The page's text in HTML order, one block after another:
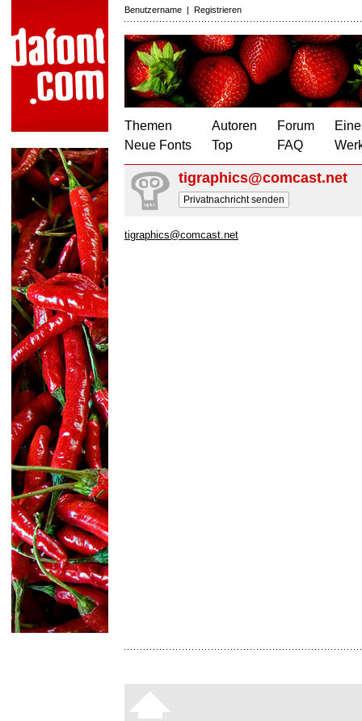
Benutzername | Registrieren
Themen
Neue Fonts
Autoren
Top
Forum
FAQ
tigraphics@comcast.net
Privatnachricht senden
tigraphics@comcast.net